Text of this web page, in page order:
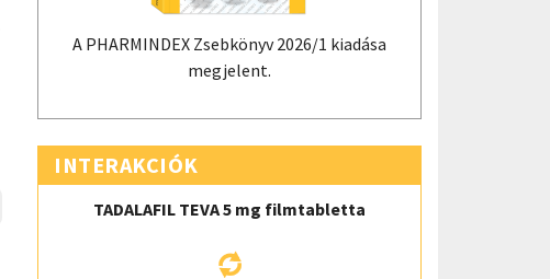
A PHARMINDEX Zsebkönyv 2026/1 kiadása
megjelent.
INTERAKCIÓK
TADALAFIL TEVA 5 mg filmtabletta